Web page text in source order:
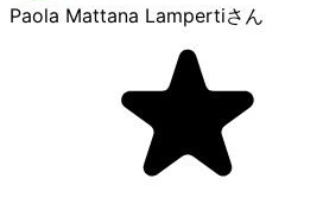
Paola Mattana Lampertiさん